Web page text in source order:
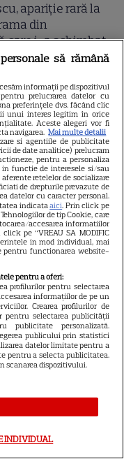
apariție rară la
din
care i-a schimbat
Clooney,
locuința lor din
incendiilor.
al actorului:
va supraviețui”
să rămână
informații pe dispozitivul
prelucrarea datelor cu
preferințele dvs. făcând clic
unui interes legitim în orice
Aceste alegeri vor fi
navigarea. Mai multe detalii
si agentiile de publicitate
de date analitice) prelucram
pentru a personaliza
functie de interesele si/sau
retelelor de socializare
de drepturile prevazute de
datelor cu caracter personal.
indicataaici. Prin click pe
de tip Cookie, care
accesarea informatiilor
pe “VREAU SA MODIFIC
in mod individual, mai
pentru functionarea website-
pentru a oferi:
profilurilor pentru selectarea
informațiilor de pe un
Crearea profilurilor de
pentru selectarea publicității
publicitate personalizată.
publicului prin statistici
datelor limitate pentru a
pentru a selecta publicitatea.
scanarea dispozitivului.
INDIVIDUAL